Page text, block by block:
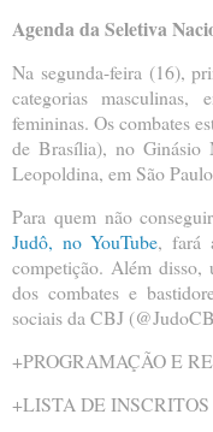
Agenda da Seletiva
Na segunda-feira (16),
categorias
femininas. Os combates
de Brasília), no
Leopoldina, em São
Para quem não
Judô, no YouTube, fará
competição. Além disso,
dos combates e
sociais da CBJ
+PROGRAMAÇÃO E
+LISTA DE INSCRITOS